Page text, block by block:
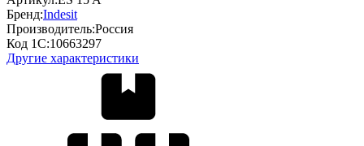
Бренд:Indesit
Производитель:Россия
Код 1С:10663297
Другие характеристики